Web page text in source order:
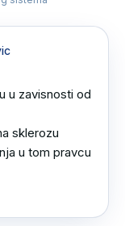
u zavisnosti od
sklerozu
u tom pravcu